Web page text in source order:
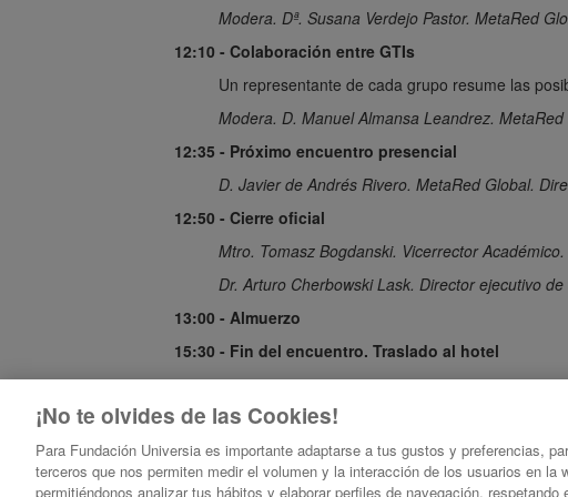
Modera. Dª. Susana Verdejo Pastor. MetaRed
12:10 - Colaboración entre GTIs
Un representante de cada grupo resume las
Modera. D. Manuel Almansa Leandrez. MetaRed
12:35 - Próximo encuentro presencial
D. Javier de Andrés Rivero. MetaRed Global.
12:50 - Cierre oficial
Mtro. Tomasz Bogdanski. Vicerrector
Dr. Arturo Cherbowski Lask. Director ejecutivo
13:00 - Almuerzo
15:30 - Fin del encuentro. Traslado al hotel
Encuentro Grupos de Trabajo Internacionales MetaRed 2022
¡No te olvides de las Cookies!
Para Fundación Universia es importante adaptarse a tus gustos y preferencias,
terceros que nos permiten medir el volumen y la interacción de los usuarios en la
permitiéndonos analizar tus hábitos y elaborar perfiles de navegación,